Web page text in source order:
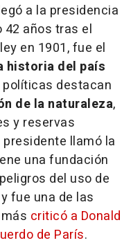
a la presidencia
42 años tras el
en 1901, fue el
historia del país
políticas destacan
de la naturaleza,
y reservas
llamó la
una fundación
del uso de
fue una de las
criticó a Donald
de París.